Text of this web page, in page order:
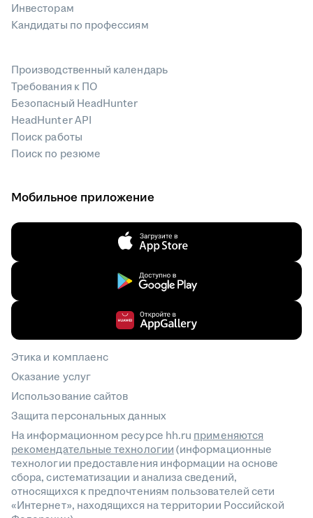
Инвесторам
Кандидаты по профессиям
Производственный календарь
Требования к ПО
Безопасный HeadHunter
HeadHunter API
Поиск работы
Поиск по резюме
Мобильное приложение
Этика и комплаенс
Оказание услуг
Использование сайтов
Защита персональных данных
На информационном ресурсе hh.ru применяются
рекомендательные технологии(информационные
технологии предоставления информации на основе
сбора, систематизации и анализа сведений,
относящихся к предпочтениям пользователей сети
«Интернет», находящихся на территории Российской